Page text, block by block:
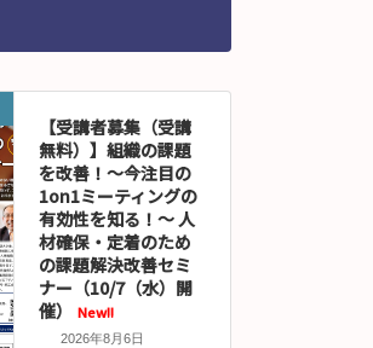
【受講者募集（受講
無料）】組織の課題
を改善！～今注目の
1on1ミーティングの
有効性を知る！～ 人
材確保・定着のため
の課題解決改善セミ
ナー（10/7（水）開
催）
New!!
2026年8月6日